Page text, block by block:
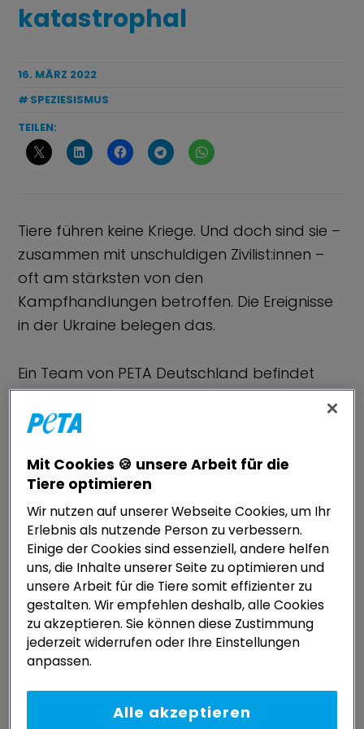
katastrophal
16. MÄRZ 2022
SPEZIESISMUS
TEILEN:
Tiere führen keine Kriege. Und doch sind sie –
zusammen mit unschuldigen Zivilist:innen –
oft am stärksten von den
Kampfhandlungen betroffen. Die Ereignisse
in der Ukraine belegen das.
Ein Team von PETA Deutschland befindet
sich aktuell an der polnischen Grenze zur
Ukraine und hilft so vielen Tieren wie möglich
Auch das rumänische PETA HELPS ROMANIA-
Team Eduxanima ist in Rumänien an zwei
Grenzübergängen im Einsatz und versorgt
Tiere von geflüchteten Menschen.
Tieren wie der Katze Crimsee: Ihre
verzweifelte Halterin hatte sie sich unter die
Jacke gesteckt und sie zu Fuß 60km weit
Kampfzone zu gelangen. Die arme Frau war
Mit Cookies 🍪 unsere Arbeit für die
Tiere optimieren
Wir nutzen auf unserer Webseite Cookies, um Ihr
Erlebnis als nutzende Person zu verbessern.
Einige der Cookies sind essenziell, andere helfen
uns, die Inhalte unserer Seite zu optimieren und
unsere Arbeit für die Tiere somit effizienter zu
gestalten. Wir empfehlen deshalb, alle Cookies
zu akzeptieren. Sie können diese Zustimmung
jederzeit widerrufen oder Ihre Einstellungen
anpassen.
Alle akzeptieren